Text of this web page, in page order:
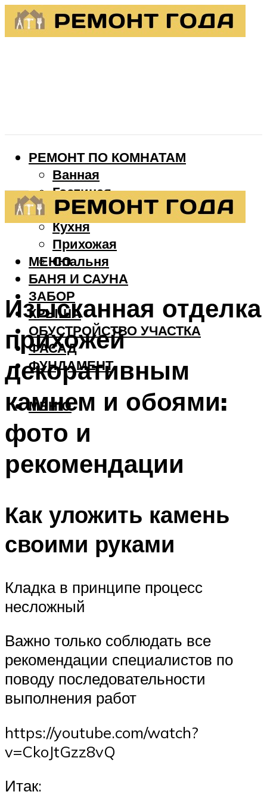
РЕМОНТ ПО КОМНАТАМ
Ванная
Гостиная
Детская
Кухня
Прихожая
Спальня
БАНЯ И САУНА
ЗАБОР
КРЫША
ОБУСТРОЙСТВО УЧАСТКА
ФАСАД
ФУНДАМЕНТ
МЕНЮ
МЕНЮ
Изысканная отделка
прихожей
декоративным
камнем и обоями:
фото и
рекомендации
Как уложить камень
своими руками
Кладка в принципе процесс
несложный
Важно только соблюдать все
рекомендации специалистов по
поводу последовательности
выполнения работ
https://youtube.com/watch?
v=CkoJtGzz8vQ
Итак: